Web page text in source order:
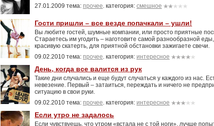
27.01.2009 тема: прочее. категория: смешное
Гости пришли – все везде попачкали – ушли!
Вы любите гостей, шумные компании, или просто приятные
Стараетесь им угодить – наготовите самой разнообразной
красивую скатерть, для приятной обстановки зажигаете свечи.
09.02.2010 тема: прочее. категория: интересное
День, когда все валится из рук
Такие дни случались и еще будут случаться у каждого из нас.
невезение. Первый – затаиться, переждать и ничего не
ситуацию в свои руки.
09.02.2010 тема: прочее. категория: интересное
Если утро не задалось
Если чувствуешь, что утром «встала не с той ноги», лучше